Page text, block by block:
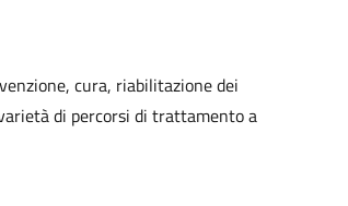
cura, riabilitazione dei
di percorsi di trattamento a